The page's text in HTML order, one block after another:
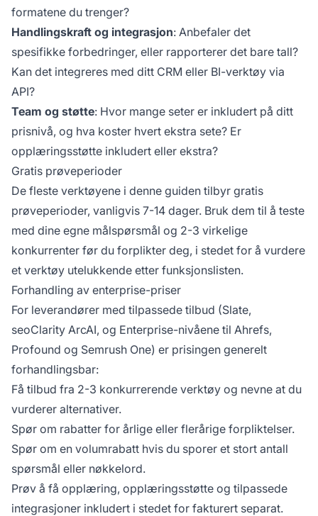
formatene du trenger?
Handlingskraft og integrasjon: Anbefaler det
spesifikke forbedringer, eller rapporterer det bare tall?
Kan det integreres med ditt CRM eller BI-verktøy via
API?
Team og støtte: Hvor mange seter er inkludert på ditt
prisnivå, og hva koster hvert ekstra sete? Er
opplæringsstøtte inkludert eller ekstra?
Gratis prøveperioder
De fleste verktøyene i denne guiden tilbyr gratis
prøveperioder, vanligvis 7-14 dager. Bruk dem til å teste
med dine egne målspørsmål og 2-3 virkelige
konkurrenter før du forplikter deg, i stedet for å vurdere
et verktøy utelukkende etter funksjonslisten.
Forhandling av enterprise-priser
For leverandører med tilpassede tilbud (Slate,
seoClarity ArcAI, og Enterprise-nivåene til Ahrefs,
Profound og Semrush One) er prisingen generelt
forhandlingsbar:
Få tilbud fra 2-3 konkurrerende verktøy og nevne at du
vurderer alternativer.
Spør om rabatter for årlige eller flerårige forpliktelser.
Spør om en volumrabatt hvis du sporer et stort antall
spørsmål eller nøkkelord.
Prøv å få opplæring, opplæringsstøtte og tilpassede
integrasjoner inkludert i stedet for fakturert separat.